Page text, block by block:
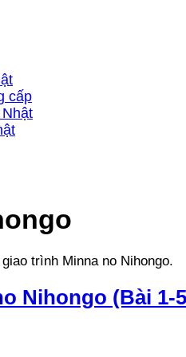
cấp
Nhật
trình Minna no Nihongo.
Nihongo (Bài 1-